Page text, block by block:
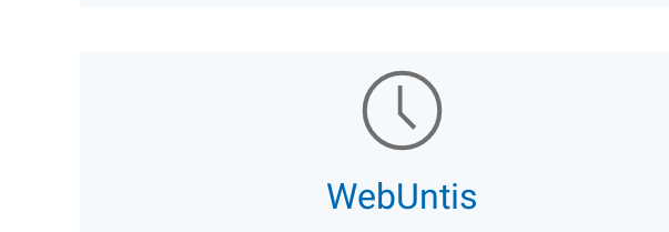
WebUntis